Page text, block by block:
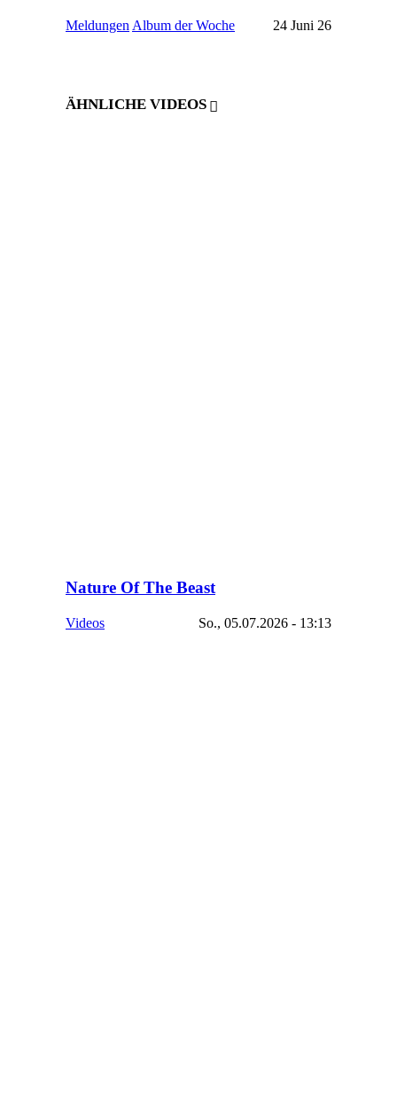
Meldungen Album der Woche 24 Juni 26
ÄHNLICHE VIDEOS
Nature Of The Beast
Videos So., 05.07.2026 - 13:13